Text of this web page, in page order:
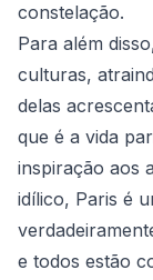
constelação.
Para além
culturas,
delas
que é a vida
inspiração aos
idílico, Paris é
e todos estão